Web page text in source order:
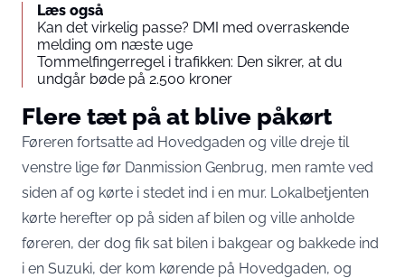
Læs også
Kan det virkelig passe? DMI med overraskende
melding om næste uge
Tommelfingerregel i trafikken: Den sikrer, at du
undgår bøde på 2.500 kroner
Flere tæt på at blive påkørt
Føreren fortsatte ad Hovedgaden og ville dreje til
venstre lige før Danmission Genbrug, men ramte ved
siden af og kørte i stedet ind i en mur. Lokalbetjenten
kørte herefter op på siden af bilen og ville anholde
føreren, der dog fik sat bilen i bakgear og bakkede ind
i en Suzuki, der kom kørende på Hovedgaden, og